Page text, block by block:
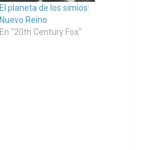
El planeta de los simios:
Nuevo Reino
En "20th Century Fox"